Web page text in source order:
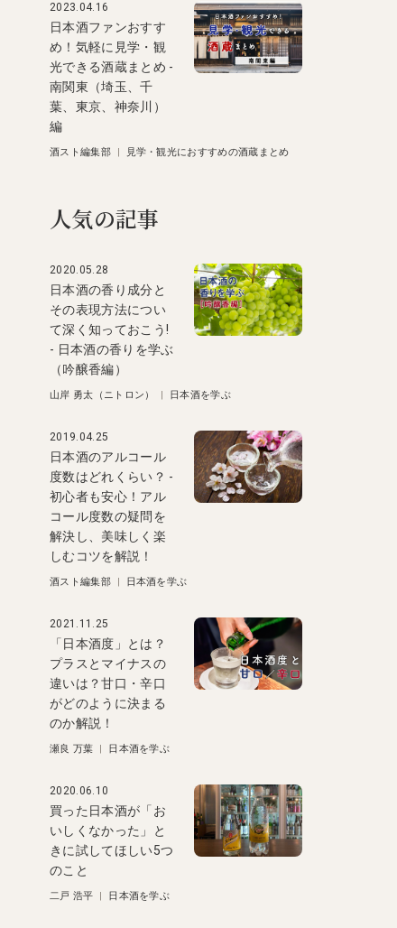
2023.04.16
日本酒ファンおすす
め！気軽に見学・観
光できる酒蔵まとめ -
南関東（埼玉、千
葉、東京、神奈川）
編
酒スト編集部| 見学・観光におすすめの酒蔵まとめ
人気の記事
2020.05.28
日本酒の香り成分と
その表現方法につい
て深く知っておこう!
- 日本酒の香りを学ぶ
（吟醸香編）
山岸 勇太（ニトロン） | 日本酒を学ぶ
2019.04.25
日本酒のアルコール
度数はどれくらい？ -
初心者も安心！アル
コール度数の疑問を
解決し、美味しく楽
しむコツを解説！
酒スト編集部| 日本酒を学ぶ
2021.11.25
「日本酒度」とは？
プラスとマイナスの
違いは？甘口・辛口
がどのように決まる
のか解説！
瀬良 万葉 | 日本酒を学ぶ
2020.06.10
買った日本酒が「お
いしくなかった」と
きに試してほしい5つ
のこと
二戸 浩平 | 日本酒を学ぶ